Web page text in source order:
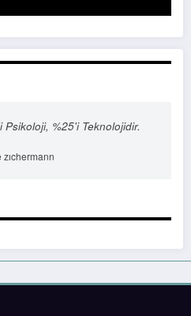
Psikoloji, %25'i Teknolojidir.
zıchermann